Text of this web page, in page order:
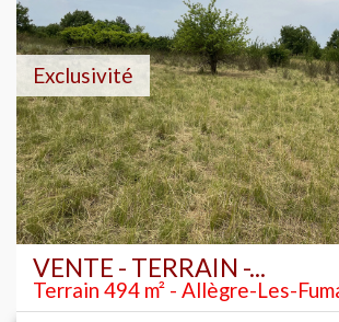
Exclusivité
VENTE - TERRAIN -...
Terrain 494 m² - Allègre-Les-